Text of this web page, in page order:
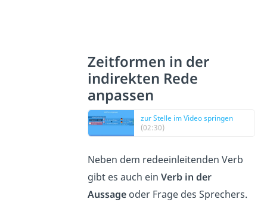
Zeitformen in der
indirekten Rede
anpassen
zur Stelle im Video springen
(02:30)
Neben dem redeeinleitenden Verb
gibt es auch ein Verb in der
Aussageoder Frage des Sprechers.